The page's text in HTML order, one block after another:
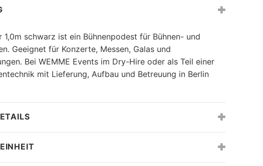
1,0m schwarz ist ein Bühnenpodest für Bühnen- und
Geeignet für Konzerte, Messen, Galas und
Bei WEMME Events im Dry-Hire oder als Teil einer
mit Lieferung, Aufbau und Betreuung in Berlin